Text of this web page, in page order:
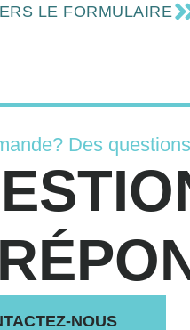
LE FORMULAIRE
Des
NOUS